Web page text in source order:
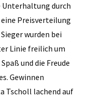
Unterhaltung durch
Preisverteilung
wurden bei
Linie freilich um
und die Freude
Gewinnen
Tscholl lachend auf